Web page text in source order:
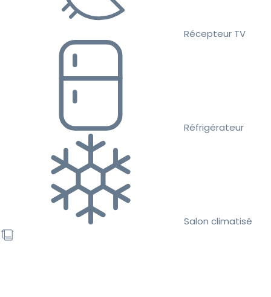
Récepteur TV
Réfrigérateur
Salon climatisé